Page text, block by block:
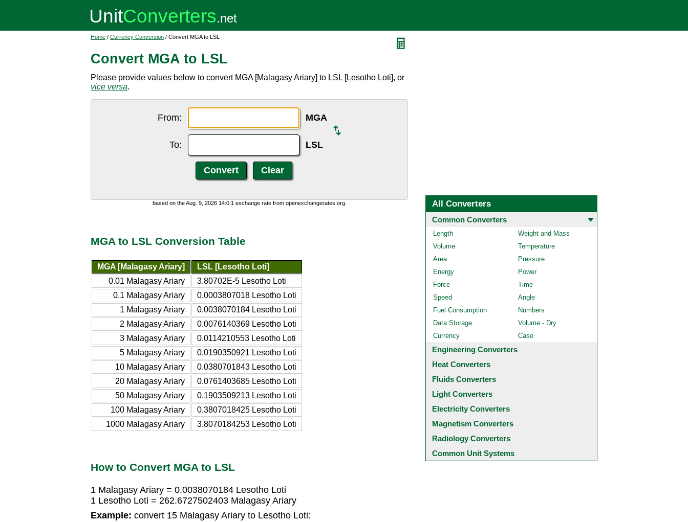
Home / Currency Conversion / Convert MGA to LSL
Convert MGA to LSL
Please provide values below to convert MGA [Malagasy Ariary] to LSL [Lesotho Loti], or
vice versa.
From: MGA
To: LSL
based on the Aug. 9, 2026 14:0:1 exchange rate from openexchangerates.org.
MGA to LSL Conversion Table
MGA [Malagasy Ariary]
LSL [Lesotho Loti]
0.01 Malagasy Ariary
3.80702E-5 Lesotho Loti
0.1 Malagasy Ariary
0.0003807018 Lesotho Loti
1 Malagasy Ariary
0.0038070184 Lesotho Loti
2 Malagasy Ariary
0.0076140369 Lesotho Loti
3 Malagasy Ariary
0.0114210553 Lesotho Loti
5 Malagasy Ariary
0.0190350921 Lesotho Loti
10 Malagasy Ariary
0.0380701843 Lesotho Loti
20 Malagasy Ariary
0.0761403685 Lesotho Loti
50 Malagasy Ariary
0.1903509213 Lesotho Loti
100 Malagasy Ariary
0.3807018425 Lesotho Loti
1000 Malagasy Ariary
3.8070184253 Lesotho Loti
How to Convert MGA to LSL
1 Malagasy Ariary = 0.0038070184 Lesotho Loti
1 Lesotho Loti = 262.6727502403 Malagasy Ariary
Example: convert 15 Malagasy Ariary to Lesotho Loti:
All Converters
Common Converters
Length
Weight and Mass
Volume
Temperature
Area
Pressure
Energy
Power
Force
Time
Speed
Angle
Fuel Consumption
Numbers
Data Storage
Volume - Dry
Currency
Case
Engineering Converters
Heat Converters
Fluids Converters
Light Converters
Electricity Converters
Magnetism Converters
Radiology Converters
Common Unit Systems